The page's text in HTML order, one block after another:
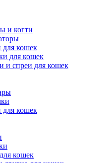
и когти
для кошек
для кошек
и спреи для кошек
кошек
кошек